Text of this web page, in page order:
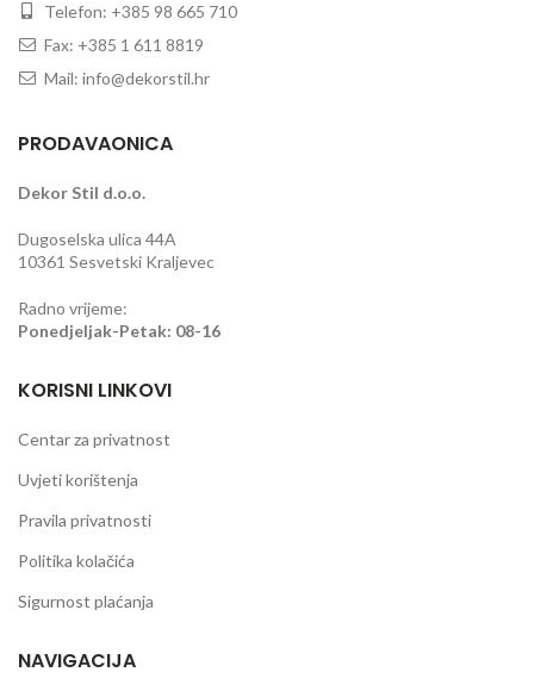
Telefon: +385 98 665 710
Fax: +385 1 611 8819
Mail: info@dekorstil.hr
PRODAVAONICA
Dekor Stil d.o.o.
Dugoselska ulica 44A
10361 Sesvetski Kraljevec
Radno vrijeme:
Ponedjeljak-Petak: 08-16
KORISNI LINKOVI
Centar za privatnost
Uvjeti korištenja
Pravila privatnosti
Politika kolačića
Sigurnost plaćanja
NAVIGACIJA